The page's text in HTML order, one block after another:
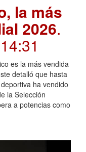
la más
2026.
es la más vendida
detalló que hasta
ha vendido
la Selección
a potencias como